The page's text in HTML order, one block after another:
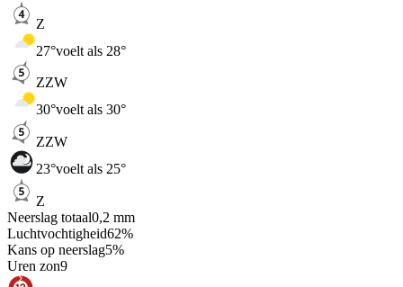
Z
27°voelt als 28°
ZZW
30°voelt als 30°
ZZW
23°voelt als 25°
Z
Neerslag totaal0,2 mm
Luchtvochtigheid62%
Kans op neerslag5%
Uren zon9